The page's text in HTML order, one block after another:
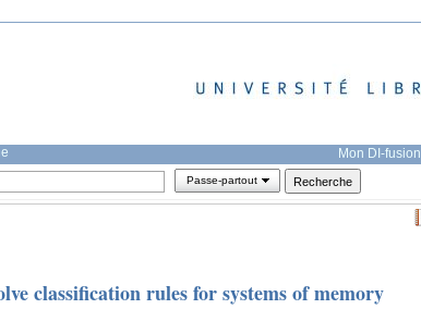
Mon DI-fusion
Passe-partout
classification rules for systems of memory